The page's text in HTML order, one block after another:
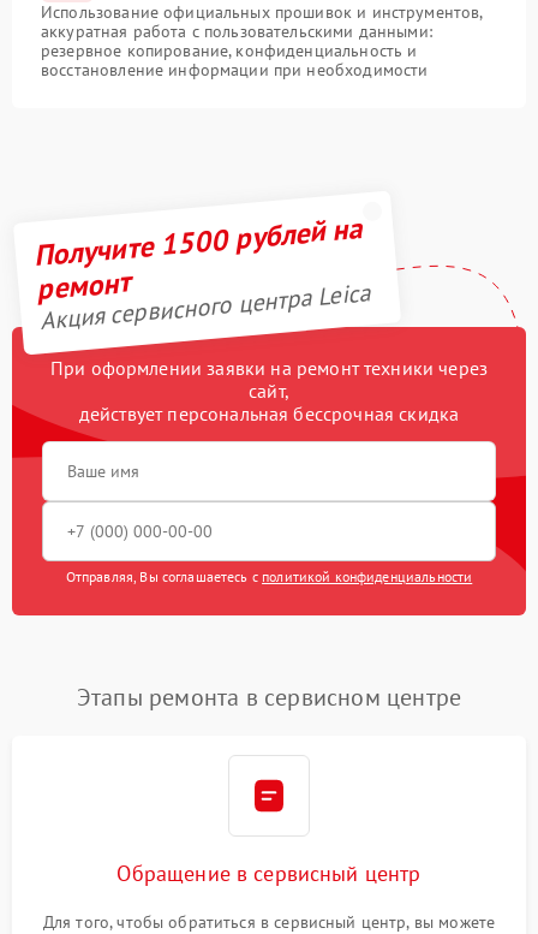
Использование официальных прошивок и инструментов,
аккуратная работа с пользовательскими данными:
резервное копирование, конфиденциальность и
восстановление информации при необходимости
Получите 1500 рублей на
ремонт
Акция сервисного центра Leica
При оформлении заявки на ремонт техники через
сайт,
действует персональная бессрочная скидка
Отправляя, Вы соглашаетесь с политикой конфиденциальности
Этапы ремонта в сервисном центре
Обращение в сервисный центр
Для того, чтобы обратиться в сервисный центр, вы можете